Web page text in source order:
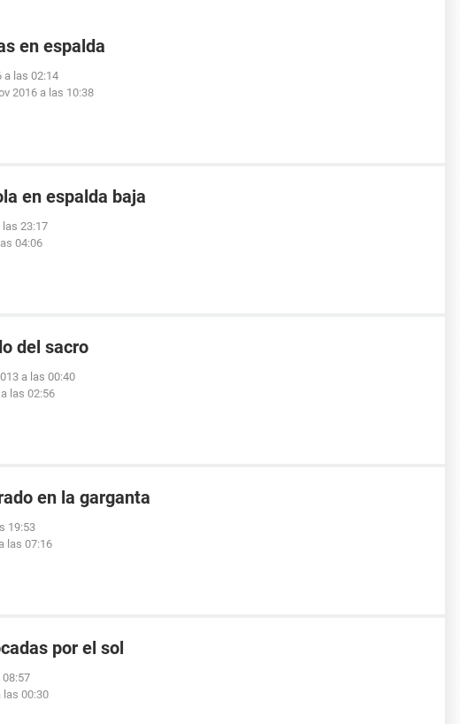
en espalda
a las 02:14
2016 a las 10:38
en espalda baja
las 23:17
04:06
del sacro
a las 00:40
las 02:56
en la garganta
19:53
las 07:16
por el sol
08:57
las 00:30